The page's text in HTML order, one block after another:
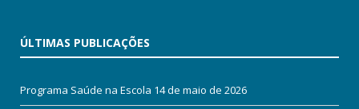
ÚLTIMAS PUBLICAÇÕES
Programa Saúde na Escola 14 de maio de 2026